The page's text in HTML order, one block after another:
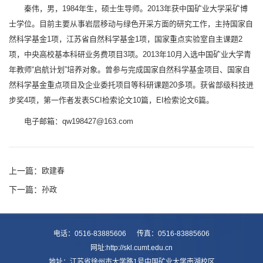
秦伟，男，1984年生，硕士生导师。2013年获中国矿业大学采矿博
士学位。目前主要从事岩层移动与绿色开采方面的研究工作，主持国家自
然科学基金1项，江苏省自然科学基金1项，国家重点实验室自主课题2
项，中央高校基本科研业务费项目3项。2013年10月入选中国矿业大学青
年教师“启航计划”培养对象。曾参与完成国家自然科学基金项目、国家自
然科学基金重点项目及企业委托项目等科研课题20多项。获省部级科技进
步奖4项，第一作者发表SCI检索论文10篇，EI检索论文6篇。
电子邮箱：qw198427@163.com
上一篇： 欧建春
下一篇： 孙政
电话：0516-83885606 传真：0516-83885606
网址:http://skl.cumt.edu.cn